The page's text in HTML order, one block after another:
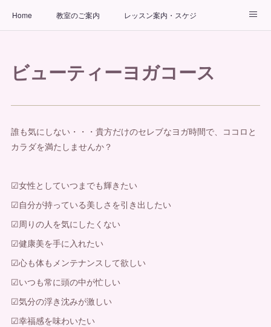
Home 教室のご案内 レッスン案内・スケジュール
お問い合わせ 出張ヨガ教室 パーソナルヨガレッスン
ビューティーヨガコース
誰も気にしない・・・貴方だけのセレブなヨガ時間で、ココロと
カラダを満たしませんか？
☑︎女性としていつまでも輝きたい
☑︎自分が持っている美しさを引き出したい
☑︎周りの人を気にしたくない
☑健康美を手に入れたい
☑心も体もメンテナンスして欲しい
☑いつも常に頭の中が忙しい
☑気分の浮き沈みが激しい
☑幸福感を味わいたい